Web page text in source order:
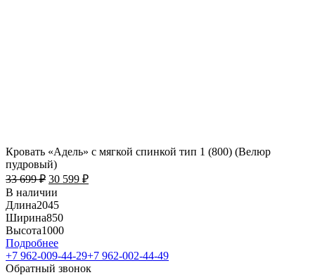
Кровать «Адель» с мягкой спинкой тип 1 (800) (Велюр
пудровый)
33 699₽ 30 599 ₽
В наличии
Длина2045
Ширина850
Высота1000
Подробнее
+7 962-009-44-29+7 962-002-44-49
Обратный звонок